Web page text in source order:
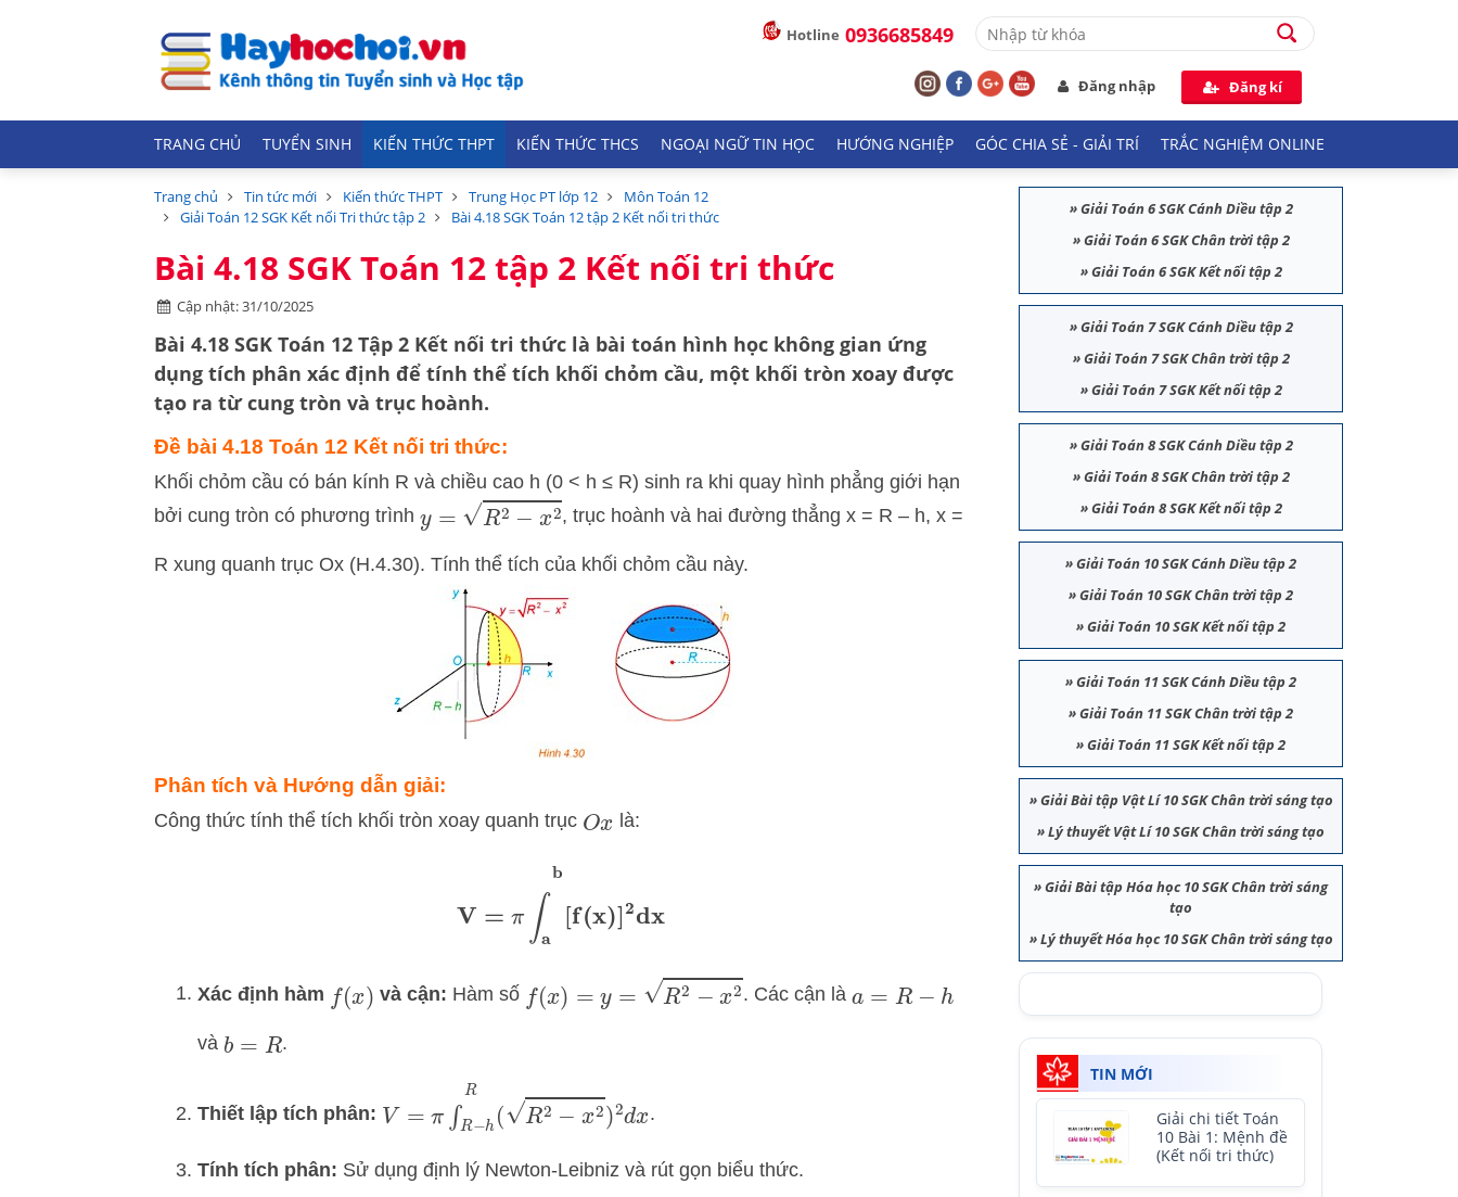
Hotline 0936685849
Đăng nhập Đăng kí
TRANG CHỦ TUYỂN SINH KIẾN THỨC THPT KIẾN THỨC THCS NGOẠI NGỮ TIN HỌC HƯỚNG NGHIỆP GÓC CHIA SẺ - GIẢI TRÍ TRẮC NGHIỆM ONLINE
Trang chủ Tin tức mới Kiến thức THPT Trung Học PT lớp 12
Môn Toán 12
Giải Toán 12 SGK Kết nối Tri thức tập 2
Bài 4.18 SGK Toán 12 tập 2 Kết nối tri thức
Bài 4.18 SGK Toán 12 tập 2 Kết nối tri thức
Cập nhật: 31/10/2025
Bài 4.18 SGK Toán 12 Tập 2 Kết nối tri thức là bài toán hình học không gian ứng
dụng tích phân xác định để tính thể tích khối chỏm cầu, một khối tròn xoay được
tạo ra từ cung tròn và trục hoành.
Đề bài 4.18 Toán 12 Kết nối tri thức:
Khối chỏm cầu có bán kính R và chiều cao h (0 < h ≤ R) sinh ra khi quay hình phẳng giới hạn
bởi cung tròn có phương trình y =R 2−x2 , trục hoành và hai đường thẳng x = R – h, x =
R xung quanh trục Ox (H.4.30). Tính thể tích của khối chỏm cầu này.
Phân tích và Hướng dẫn giải:
Công thức tính thể tích khối tròn xoay quanh trục Ox là:
b[
Xác định hàm f(x) và cận: Hàm số f(x)= y= R 2− x2 . Các cận là a =R−h
và b =R .
Thiết lập tích phân:
−h 2−x2)2d x
.
Tính tích phân: Sử dụng định lý Newton-Leibniz và rút gọn biểu thức.
»Giải Toán 6 SGK Cánh Diều tập 2
»Giải Toán 6 SGK Chân trời tập 2
»Giải Toán 6 SGK Kết nối tập 2
»Giải Toán 7 SGK Cánh Diều tập 2
»Giải Toán 7 SGK Chân trời tập 2
»Giải Toán 7 SGK Kết nối tập 2
»Giải Toán 8 SGK Cánh Diều tập 2
»Giải Toán 8 SGK Chân trời tập 2
»Giải Toán 8 SGK Kết nối tập 2
»Giải Toán 10 SGK Cánh Diều tập 2
»Giải Toán 10 SGK Chân trời tập 2
»Giải Toán 10 SGK Kết nối tập 2
»Giải Toán 11 SGK Cánh Diều tập 2
»Giải Toán 11 SGK Chân trời tập 2
»Giải Toán 11 SGK Kết nối tập 2
»Giải Bài tập Vật Lí 10 SGK Chân trời sáng tạo
»Lý thuyết Vật Lí 10 SGK Chân trời sáng tạo
»Giải Bài tập Hóa học 10 SGK Chân trời sáng
tạo
»Lý thuyết Hóa học 10 SGK Chân trời sáng tạo
TIN MỚI
Giải chi tiết Toán
10 Bài 1: Mệnh đề
(Kết nối tri thức)